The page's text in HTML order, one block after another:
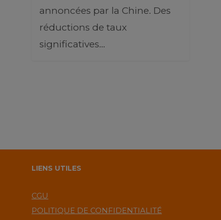
annoncées par la Chine. Des
réductions de taux
significatives…
LIENS UTILES
CGU
POLITIQUE DE CONFIDENTIALITÉ